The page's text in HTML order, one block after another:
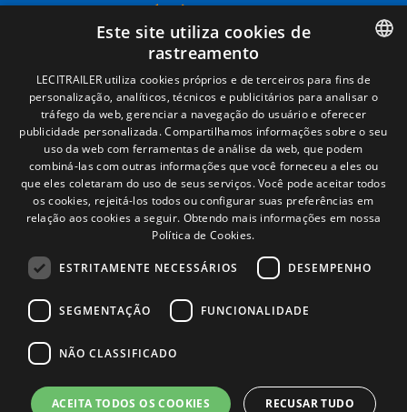
Términos legales
Aviso legal
Política de privacidade
Política de cookies
Condições Gerais de Venda
Gerenciar cookies
Contacto
Camino de los Huertos, S/N. Apdo 100
50620 - Casetas (Zaragoza) SPAIN
+(34) 976 462 121
SPANISH
ENGLISH
FRENCH
ITALIAN
PORTUGUESE
Este site utiliza cookies de
rastreamento
LECITRAILER utiliza cookies próprios e de terceiros para fins de
personalização, analíticos, técnicos e publicitários para analisar o
tráfego da web, gerenciar a navegação do usuário e oferecer
publicidade personalizada. Compartilhamos informações sobre o seu
uso da web com ferramentas de análise da web, que podem
combiná-las com outras informações que você forneceu a eles ou
que eles coletaram do uso de seus serviços. Você pode aceitar todos
os cookies, rejeitá-los todos ou configurar suas preferências em
relação aos cookies a seguir. Obtendo mais informações em nossa
Política de Cookies.
ESTRITAMENTE NECESSÁRIOS DESEMPENHO
SEGMENTAÇÃO FUNCIONALIDADE
NÃO CLASSIFICADO
ACEITA TODOS OS COOKIES RECUSAR TUDO